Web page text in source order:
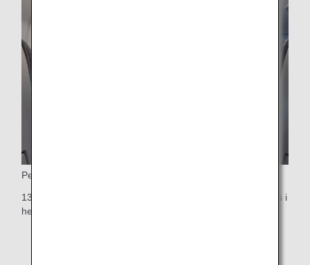
Personlig bildskärm
13,3-tums personlig pekskärm – den största i Ekonomiklass i
hela världen (10,1 tum i första sätesraden)